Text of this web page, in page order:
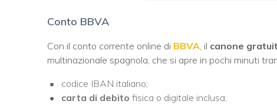
Conto BBVA
Con il conto corrente online di BBVA , il canone
multinazionale spagnola, che si apre in pochi minuti
codice IBAN italiano;
carta di debito fisica o digitale inclusa;